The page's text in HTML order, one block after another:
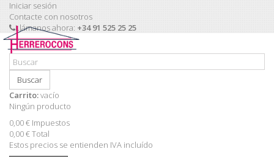
Iniciar sesión
Contacte con nosotros
Llámanos ahora: +34 91 525 25 25
Buscar
Carrito:vacío
Ningún producto
0,00 € Impuestos
0,00 €Total
Estos precios se entienden IVA incluído